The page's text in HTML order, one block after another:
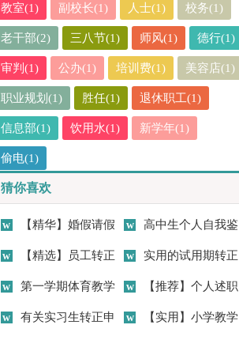
教室(1) 副校长(1) 人士(1) 校务(1)
老干部(2) 三八节(1) 师风(1) 德行(1)
审判(1) 公办(1) 培训费(1) 美容店(1)
职业规划(1) 胜任(1) 退休职工(1)
信息部(1) 饮用水(1) 新学年(1)
偷电(1)
猜你喜欢
【精华】婚假请假
条请假条范文合集六篇
高中生个人自我鉴
定
【精选】员工转正
申请书集锦6篇
实用的试用期转正
申请书集锦五篇
第一学期体育教学
工作计划
【推荐】个人述职
报告范文合集八篇
有关实习生转正申 【实用】小学教学